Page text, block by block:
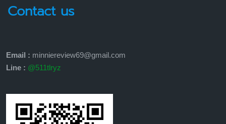
Contact us
Email : minniereview69@gmail.com
Line : @511tlryz